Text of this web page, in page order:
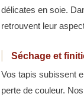
délicates en soie.
retrouvent leur
Séchage et
Vos tapis subissent
perte de couleur.